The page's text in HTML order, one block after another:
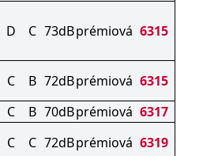
D C 73dBprémiová 6315
C B 72dBprémiová 6315
C B 70dBprémiová 6317
C C 72dBprémiová 6319